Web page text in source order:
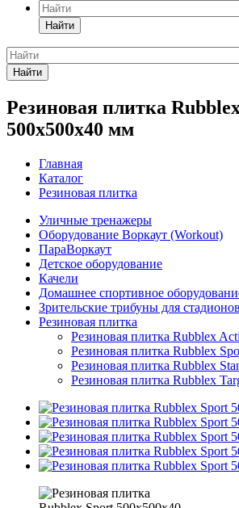
Найти
Найти
Резиновая плитка
500x500x40 мм
Главная
Каталог
Резиновая плитка
Уличные тренажеры
Оборудование Воркаут (Workout)
ПараВоркаут
Детское оборудование
Качели
Домашнее спортивное
Зрительские трибуны для стадионов
Резиновая плитка
Резиновая плитка Rubblex
Резиновая плитка Rubblex
Резиновая плитка Rubblex
Резиновая плитка Rubblex